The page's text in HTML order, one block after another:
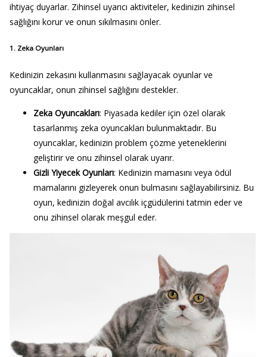
ihtiyaç duyarlar. Zihinsel uyarıcı aktiviteler, kedinizin zihinsel
sağlığını korur ve onun sıkılmasını önler.
1. Zeka Oyunları
Kedinizin zekasını kullanmasını sağlayacak oyunlar ve
oyuncaklar, onun zihinsel sağlığını destekler.
Zeka Oyuncakları: Piyasada kediler için özel olarak
tasarlanmış zeka oyuncakları bulunmaktadır. Bu
oyuncaklar, kedinizin problem çözme yeteneklerini
geliştirir ve onu zihinsel olarak uyarır.
Gizli Yiyecek Oyunları: Kedinizin mamasını veya ödül
mamalarını gizleyerek onun bulmasını sağlayabilirsiniz. Bu
oyun, kedinizin doğal avcılık içgüdülerini tatmin eder ve
onu zihinsel olarak meşgul eder.